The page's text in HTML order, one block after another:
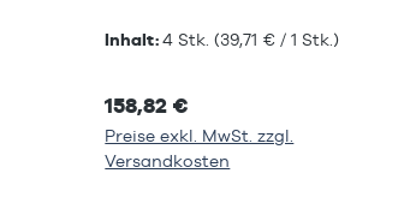
Inhalt:4 Stk.(39,71 € / 1 Stk.)
158,82 €
Preise exkl. MwSt. zzgl.
Versandkosten